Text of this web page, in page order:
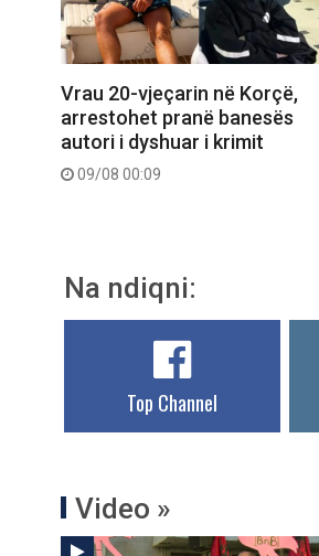
Vrau 20-vjeçarin në Korçë,
arrestohet pranë banesës
autori i dyshuar i krimit
09/08 00:09
Na ndiqni:
Top Channel
Video »